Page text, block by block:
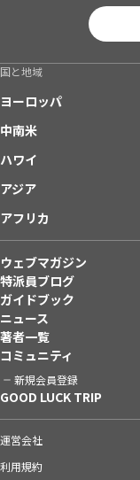
国と地域
ヨーロッパ
中南米
ハワイ
アジア
アフリカ
ウェブマガジン
特派員ブログ
ガイドブック
ニュース
著者一覧
コミュニティ
新規会員登録
GOOD LUCK TRIP
運営会社
利用規約